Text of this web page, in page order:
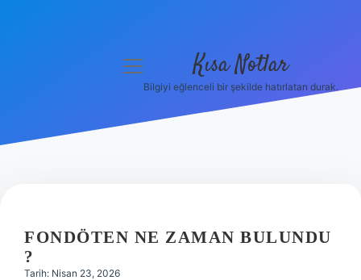
Hakkımızda
Hakkımızda
menüyü
Kısa Notlar
Bilgiyi eğlenceli bir şekilde hatırlatan durak.
FONDÖTEN NE ZAMAN BULUNDU
?
Tarih: Nisan 23, 2026